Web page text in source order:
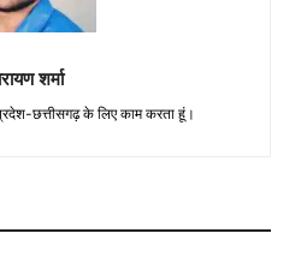
शर्मा
छत्तीसगढ़ के लिए काम करता हूं।